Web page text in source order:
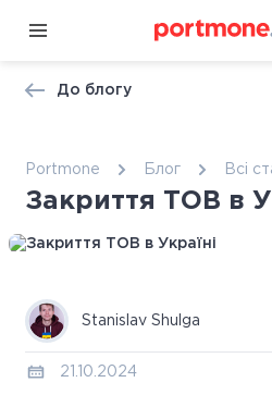
До блогу
Portmone Блог Всі
Закриття ТОВ в
Stanislav Shulga
21.10.2024